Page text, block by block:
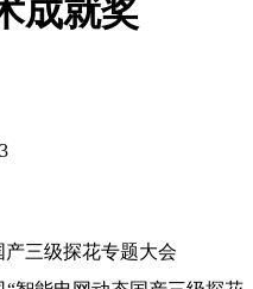
成就奖
三级探花专题大会